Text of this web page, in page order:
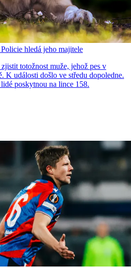
hledá jeho majitele
totožnost muže, jehož pes v
K události došlo ve středu dopoledne.
poskytnou na lince 158.